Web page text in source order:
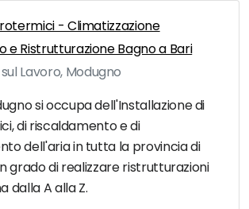
- Climatizzazione
e Ristrutturazione Bagno a Bari
Lavoro, Modugno
si occupa dell'Installazione di
di riscaldamento e di
dell'aria in tutta la provincia di
grado di realizzare ristrutturazioni
dalla A alla Z.